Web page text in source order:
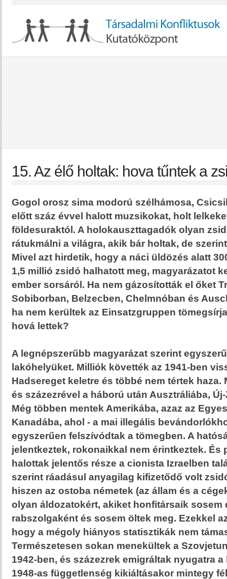
15. Az élő holtak: hova tűntek a
Gogol orosz sima modorú szélhámosa,
előtt száz évvel halott muzsikokat, holt
földesuraktól. A holokauszttagadók olyan
rátukmálni a világra, akik bár holtak, de
Mivel azt hirdetik, hogy a náci üldözés alatt
1,5 millió zsidó halhatott meg, magyarázatot
ember sorsáról. Ha nem gázosították el őket
Sobiborban, Belzecben, Chelmnóban és
ha nem kerültek az Einsatzgruppen
hová lettek?
A legnépszerűbb magyarázat szerint
lakóhelyüket. Milliók követték az 1941-ben
Hadsereget keletre és többé nem tértek haza.
és százezrével a háború után Ausztráliába,
Még többen mentek Amerikába, azaz az
Kanadába, ahol - a mai illegális
egyszerűen felszívódtak a tömegben. A
jelentkeztek, rokonaikkal nem érintkeztek. És
halottak jelentős része a cionista Izraelben
szerint ráadásul anyagilag kifizetődő volt
hiszen az ostoba németek (az állam és a
olyan áldozatokért, akiket honfitársaik sosem
rabszolgaként és sosem öltek meg. Ezekkel
hogy a mégoly hiányos statisztikák nem
Természetesen sokan menekültek a
1942-ben, és százezrek emigráltak nyugatra
1948-as függetlenség kikiáltásakor mintegy